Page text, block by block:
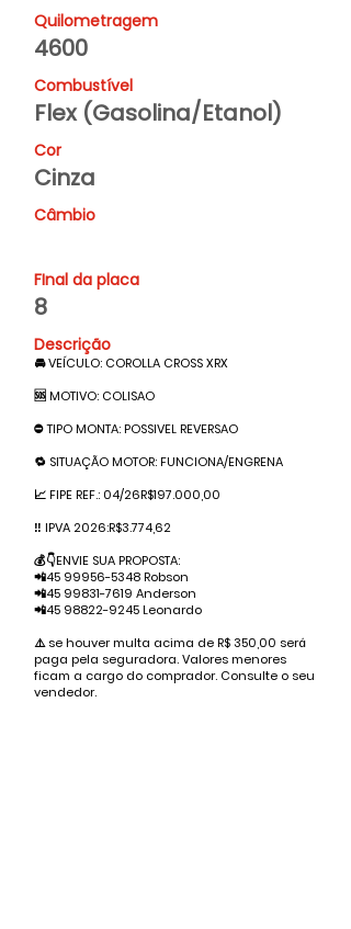
Quilometragem
4600
Combustível
Flex (Gasolina/Etanol)
Cor
Cinza
Câmbio
FInal da placa
8
Descrição
🚘 VEÍCULO: COROLLA CROSS XRX
🆘 MOTIVO: COLISAO
⛔️ TIPO MONTA: POSSIVEL REVERSAO
🔁 SITUAÇÃO MOTOR: FUNCIONA/ENGRENA
📈 FIPE REF.: 04/26R$197.000,00
‼️ IPVA 2026:R$3.774,62
💰👇ENVIE SUA PROPOSTA:
📲45 99956-5348Robson
📲45 99831-7619 Anderson
📲45 98822-9245Leonardo
⚠️ se houver multa acima de R$ 350,00 será
paga pela seguradora. Valores menores
ficam a cargo do comprador. Consulte o seu
vendedor.